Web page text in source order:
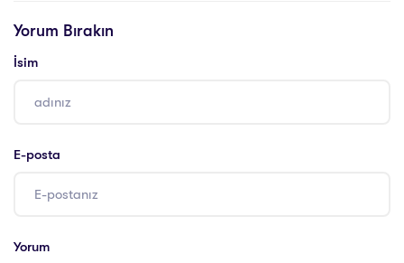
Yorum Bırakın
İsim
E-posta
Yorum